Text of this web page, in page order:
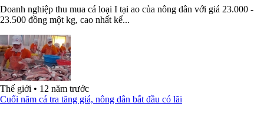
Doanh nghiệp thu mua cá loại I tại ao của nông dân với giá 23.000 -
23.500 đồng một kg, cao nhất kể...
Thế giới • 12 năm trước
Cuối năm cá tra tăng giá, nông dân bắt đầu có lãi